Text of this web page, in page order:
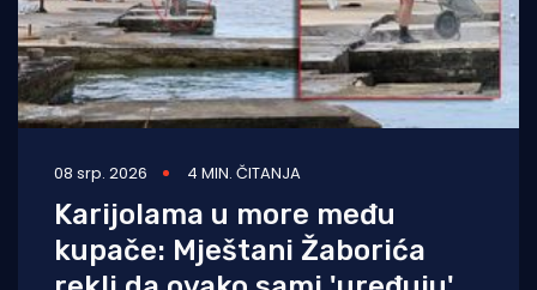
08 srp. 2026 4 MIN. ČITANJA
Karijolama u more među
kupače: Mještani Žaborića